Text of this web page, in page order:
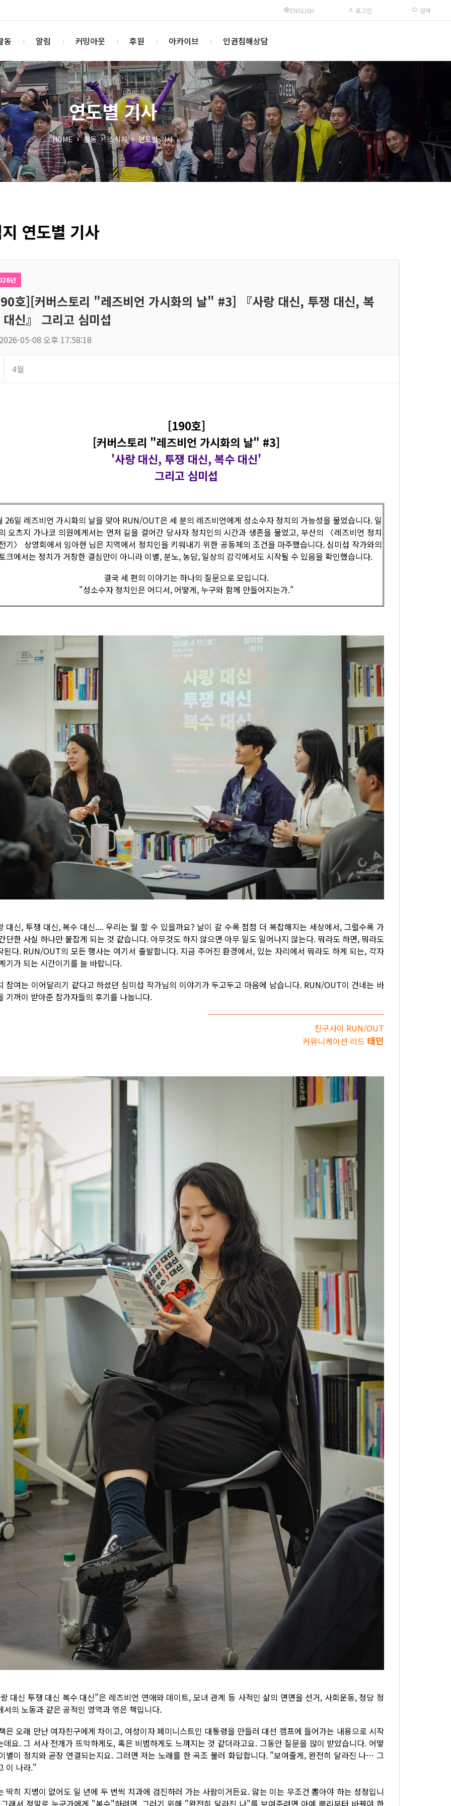
ENGLISH 로그인 검색
동 알림 커밍아웃 후원 아카이브 인권침해상담
연도별 기사
HOME 활동 소식지 연도별 기사
연도별 기사
년
호][커버스토리 "레즈비언 가시화의 날" #3] 『사랑 대신, 투쟁 대신, 복
신』 그리고 심미섭
2026-05-08 오후 17:58:18
4월
[190호]
[커버스토리 "레즈비언 가시화의 날" #3]
'사랑 대신, 투쟁 대신, 복수 대신'
그리고 심미섭
26일 레즈비언 가시화의 날을 맞아 RUN/OUT은 세 분의 레즈비언에게 성소수자 정치의 가능성을 물었습니다. 일
오츠지 가나코 의원에게서는 먼저 길을 걸어간 당사자 정치인의 시간과 생존을 물었고, 부산의 〈레즈비언 정치
기〉 상영회에서 임아현 님은 지역에서 정치인을 키워내기 위한 공동체의 조건을 마주했습니다. 심미섭 작가와의
크에서는 정치가 거창한 결심만이 아니라 이별, 분노, 농담, 일상의 감각에서도 시작될 수 있음을 확인했습니다.
결국 세 편의 이야기는 하나의 질문으로 모입니다.
"성소수자 정치인은 어디서, 어떻게, 누구와 함께 만들어지는가."
대신, 투쟁 대신, 복수 대신.... 우리는 뭘 할 수 있을까요? 날이 갈 수록 점점 더 복잡해지는 세상에서, 그럴수록 가
단한 사실 하나만 붙잡게 되는 것 같습니다. 아무것도 하지 않으면 아무 일도 일어나지 않는다. 뭐라도 하면, 뭐라도
된다. RUN/OUT의 모든 행사는 여기서 출발합니다. 지금 주어진 환경에서, 있는 자리에서 뭐라도 하게 되는, 각자
기가 되는 시간이기를 늘 바랍니다.
참여는 이어달리기 같다고 하셨던 심미섭 작가님의 이야기가 두고두고 마음에 남습니다. RUN/OUT이 건네는 바
기꺼이 받아준 참가자들의 후기를 나눕니다.
친구사이 RUN/OUT
커뮤니케이션 리드 태민
대신 투쟁 대신 복수 대신”은 레즈비언 연애와 데이트, 모녀 관계 등 사적인 삶의 면면을 선거, 사회운동, 정당 정
서의 노동과 같은 공적인 영역과 엮은 책입니다.
은 오래 만난 여자친구에게 차이고, 여성이자 페미니스트인 대통령을 만들러 대선 캠프에 들어가는 내용으로 시작
데요. 그 서사 전개가 뜨악하게도, 혹은 비범하게도 느껴지는 것 같더라고요. 그동안 질문을 많이 받았습니다. 어떻
별이 정치와 곧장 연결되는지요. 그러면 저는 노래를 한 곡조 불러 화답합니다. "보여줄게, 완전히 달라진 나… 그
이 나라."
딱히 지병이 없어도 일 년에 두 번씩 치과에 검진하러 가는 사람이거든요. 앓는 이는 무조건 뽑아야 하는 성정입니
래서 정말로 누군가에게 "복수"하려면, 그러기 위해 "완전히 달라진 나"를 보여주려면 아예 뿌리부터 바꿔야 한